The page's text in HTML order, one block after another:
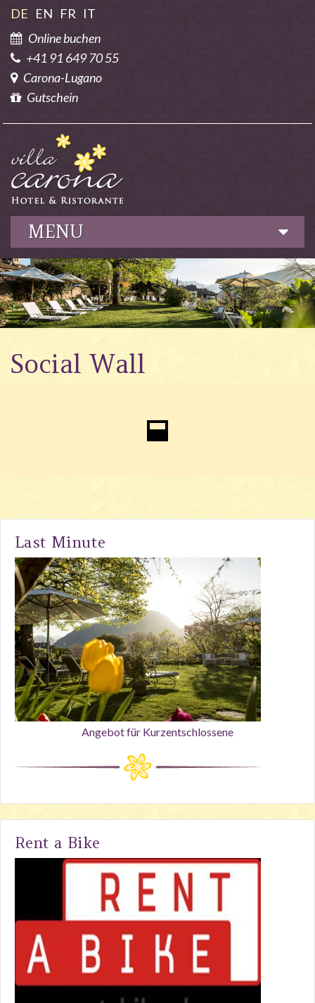
DE EN FR IT
Online buchen
+41 91 649 70 55
Carona-Lugano
Gutschein
MENU
Hotel
Kulinarik
Wellness
Garten
Social Wall
Last Minute
Angebot für Kurzentschlossene
Rent a Bike